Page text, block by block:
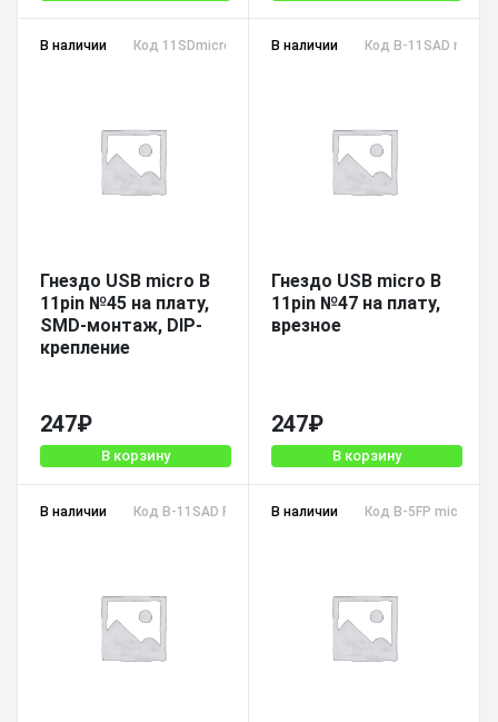
В наличии Код 11SDmicro-1
Гнездо USB micro B
11pin №45 на плату,
SMD-монтаж, DIP-
крепление
247₽
В корзину
В наличии Код B-11SAD micro
Гнездо USB micro B
11pin №47 на плату,
врезное
247₽
В корзину
В наличии Код B-11SAD REV microВ наличии Код B-5FP micro